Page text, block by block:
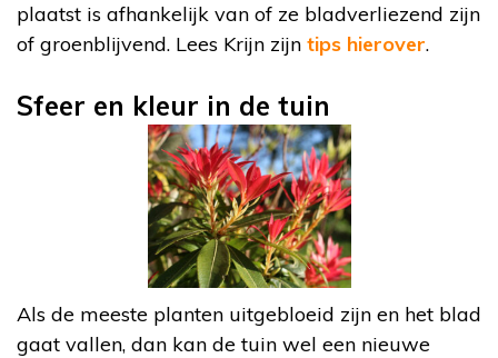
plaatst is afhankelijk van of ze bladverliezend zijn
of groenblijvend. Lees Krijn zijn tips hierover.
Sfeer en kleur in de tuin
Als de meeste planten uitgebloeid zijn en het blad
gaat vallen, dan kan de tuin wel een nieuwe